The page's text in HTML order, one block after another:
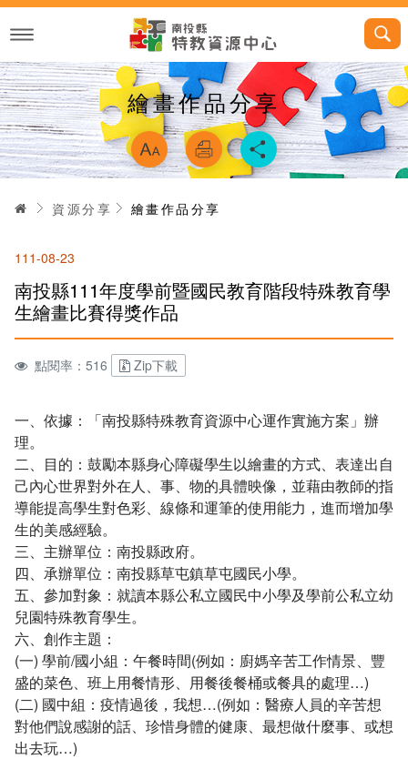
跳
主
內
容
繪畫作品分享 略過字型切換
首頁資源分享 繪畫作品分享
111-08-23
南投縣111年度學前暨國民教育階段特殊教育學
生繪畫比賽得獎作品
點閱率：516 Zip下載
一、依據：「南投縣特殊教育資源中心運作實施方案」辦
理。
二、目的：鼓勵本縣身心障礙學生以繪畫的方式、表達出自
己內心世界對外在人、事、物的具體映像，並藉由教師的指
導能提高學生對色彩、線條和運筆的使用能力，進而增加學
生的美感經驗。
三、主辦單位：南投縣政府。
四、承辦單位：南投縣草屯鎮草屯國民小學。
五、參加對象：就讀本縣公私立國民中小學及學前公私立幼
兒園特殊教育學生。
六、創作主題：
(一) 學前/國小組：午餐時間(例如：廚媽辛苦工作情景、豐
盛的菜色、班上用餐情形、用餐後餐桶或餐具的處理…)
(二) 國中組：疫情過後，我想…(例如：醫療人員的辛苦想
對他們說感謝的話、珍惜身體的健康、最想做什麼事、或想
出去玩…)